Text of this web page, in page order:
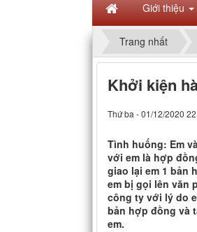
Giới thiệu
Trang nhất
Khởi kiện
Thứ ba - 01/12/2020
Tình huống: Em
với em là hợp
giao lại em 1 bản
em bị gọi lên văn
công ty với lý do
bản hợp đồng và
em.